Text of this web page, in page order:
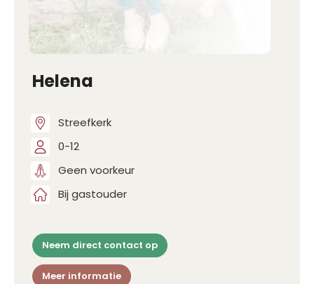
Helena
Streefkerk
0-12
Geen voorkeur
Bij gastouder
Neem direct contact op
Meer informatie